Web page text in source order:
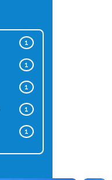
1
1
1
1
1